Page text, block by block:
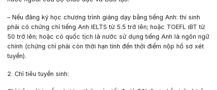
– Nếu đăng ký học chương trình giảng dạy bằng tiếng Anh: thí sinh
phải có chứng chỉ tiếng Anh IELTS từ 5.5 trở lên; hoặc TOEFL iBT từ
50 trở lên; hoặc có quốc tịch là nước sử dụng tiếng Anh là ngôn ngữ
chính (chứng chỉ phải còn thời hạn tính đến thời điểm nộp hồ sơ xét
tuyển).
2. Chỉ tiêu tuyển sinh: